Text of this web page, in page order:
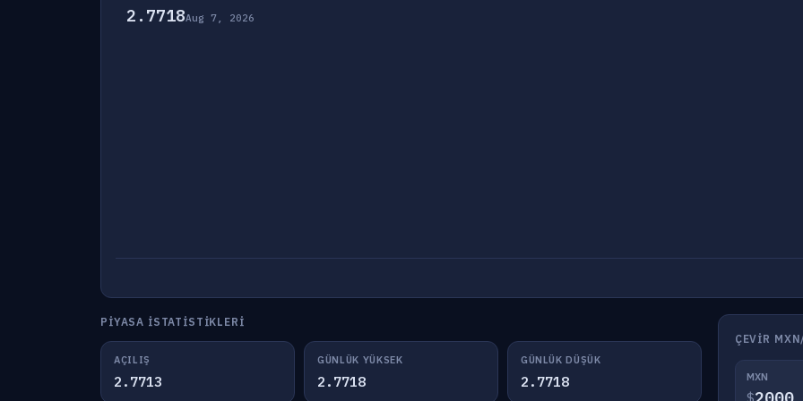
2.7718Aug 7, 2026
PIYASA İSTATISTIKLERI
AÇILIŞ
2.7713
GÜNLÜK YÜKSEK
2.7718
GÜNLÜK DÜŞÜK
2.7718
ÇEVIR
MXN
$